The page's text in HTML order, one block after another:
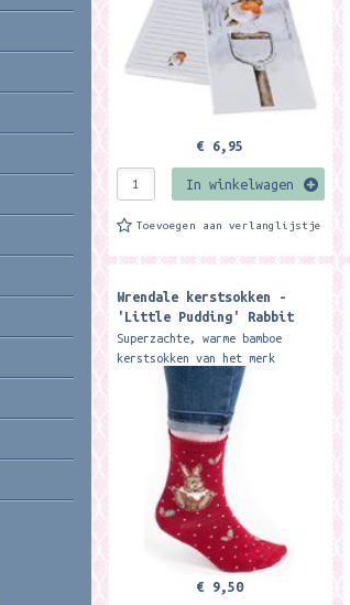
€ 6,95
In winkelwagen
Toevoegen aan verlanglijstje
Wrendale kerstsokken -
'Little Pudding' Rabbit
Socks
Superzachte, warme bamboe
kerstsokken van het merk
Wrendale Designs. De sokken
zijn gemaakt van 100% Oeko-Tex
bamboe. Het materiaal is zacht,
warm,...
€ 9,50